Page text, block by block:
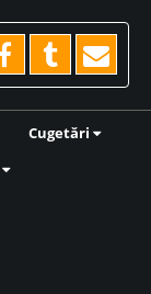
Cugetări